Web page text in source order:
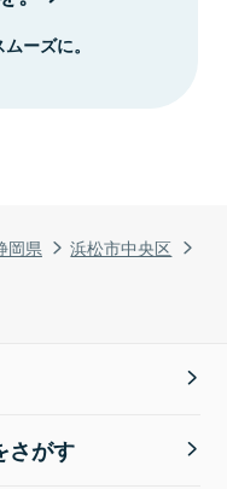
岡県
浜松市中央区
ーズに。
さがす